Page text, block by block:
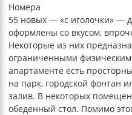
Номера
55 новых — «с иголочки» —
оформлены со вкусом,
Некоторые из них
ограниченными
апартаменте есть
на парк, городской фонтан
залив. В некоторых
обеденный стол. Помимо